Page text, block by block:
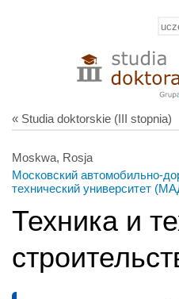
« Studia doktorskie (III stopnia)
Moskwa, Rosja
Московский автомобильно-
технический университет
Техника и